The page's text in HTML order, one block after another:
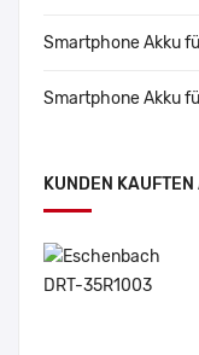
Smartphone Akku
Smartphone Akku
KUNDEN KAUFTEN